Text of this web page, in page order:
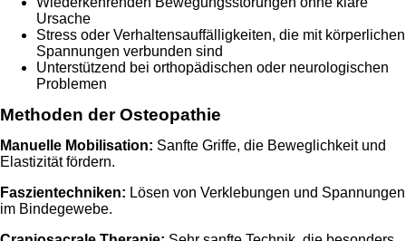
Ursache
Stress oder Verhaltensauffälligkeiten, die mit körperlichen
Spannungen verbunden sind
Unterstützend bei orthopädischen oder neurologischen
Problemen
Methoden der Osteopathie
Manuelle Mobilisation: Sanfte Griffe, die Beweglichkeit und
Elastizität fördern.
Faszientechniken: Lösen von Verklebungen und Spannungen
im Bindegewebe.